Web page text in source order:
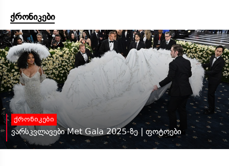
ქრონიკები
ქრონიკები
ვარსკვლავები Met Gala 2025-ზე | ფოტოები